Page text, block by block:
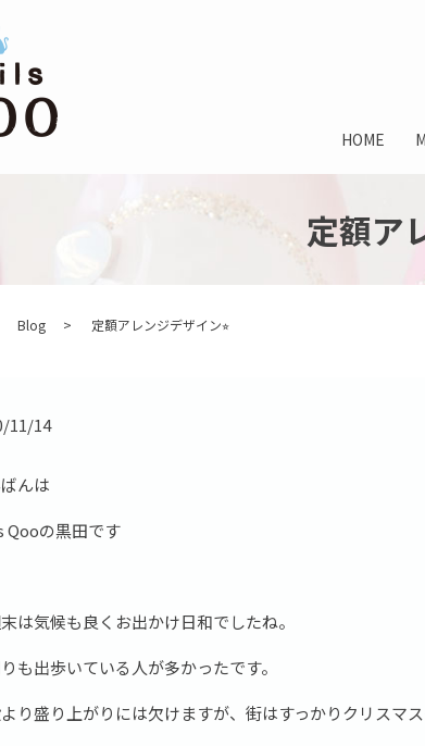
HOME
定額ア
Blog 定額アレンジデザイン⭐︎
11/14
んは
Qooの黒田です
は気候も良くお出かけ日和でしたね。
も出歩いている人が多かったです。
り盛り上がりには欠けますが、街はすっかりクリスマス